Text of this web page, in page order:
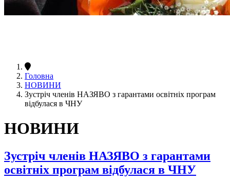
Головна
НОВИНИ
Зустріч членів НАЗЯВО з гарантами освітніх програм
відбулася в ЧНУ
НОВИНИ
Зустріч членів НАЗЯВО з гарантами
освітніх програм відбулася в ЧНУ